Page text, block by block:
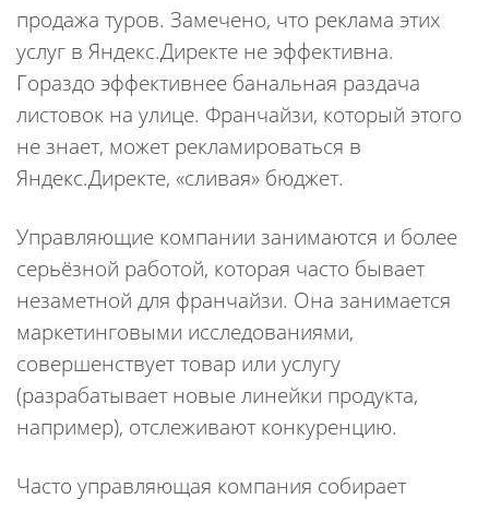
продажа туров. Замечено, что реклама этих
услуг в Яндекс.Директе не эффективна.
Гораздо эффективнее банальная раздача
листовок на улице. Франчайзи, который этого
не знает, может рекламироваться в
Яндекс.Директе, «сливая» бюджет.
Управляющие компании занимаются и более
серьёзной работой, которая часто бывает
незаметной для франчайзи. Она занимается
маркетинговыми исследованиями,
совершенствует товар или услугу
(разрабатывает новые линейки продукта,
например), отслеживают конкуренцию.
Часто управляющая компания собирает